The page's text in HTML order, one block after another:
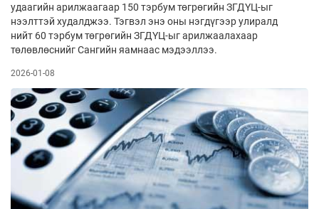
удаагийн арилжаагаар 150 тэрбум төгрөгийн ЗГДҮЦ-ыг
нээлттэй худалджээ. Тэгвэл энэ оны нэгдүгээр улиралд
нийт 60 тэрбум төгрөгийн ЗГДҮЦ-ыг арилжаалахаар
төлөвлөснийг Сангийн яамнаас мэдээллээ.
2026-01-08